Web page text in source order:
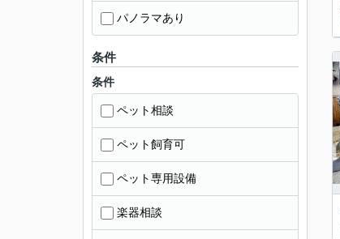
パノラマあり
条件
条件
ペット相談
ペット飼育可
ペット専用設備
楽器相談